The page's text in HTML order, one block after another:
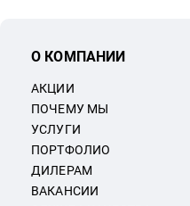
О КОМПАНИИ
АКЦИИ
ПОЧЕМУ МЫ
УСЛУГИ
ПОРТФОЛИО
ДИЛЕРАМ
ВАКАНСИИ